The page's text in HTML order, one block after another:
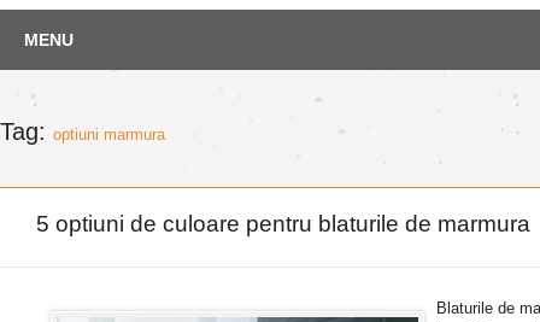
Depozit marmura
content
MENU
Tag: optiuni marmura
5 optiuni de culoare pentru blaturile de marmura
Blaturile de